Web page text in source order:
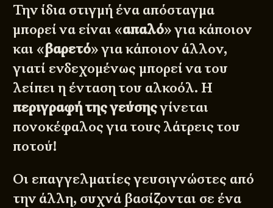
Την ίδια στιγμή ένα απόσταγμα
μπορεί να είναι «απαλό» για κάποιον
και «βαρετό» για κάποιον άλλον,
γιατί ενδεχομένως μπορεί να του
λείπει η ένταση του αλκοόλ. Η
περιγραφή της γεύσηςγίνεται
πονοκέφαλος για τους λάτρεις του
ποτού!
Οι επαγγελματίες γευσιγνώστες από
την άλλη, συχνά βασίζονται σε ένα